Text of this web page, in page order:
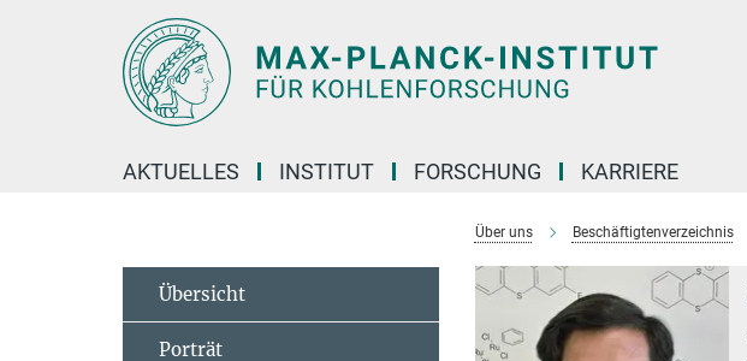
AKTUELLES INSTITUT FORSCHUNG KARRIERE
Über uns Beschäftigtenverzeichnis
Übersicht
Porträt